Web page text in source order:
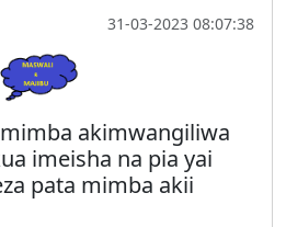
31-03-2023 08:07:38
akimwangiliwa
imeisha na pia yai
pata mimba akii